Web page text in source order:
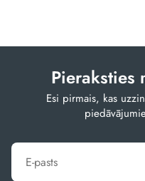
Pieraksties
Esi pirmais, kas